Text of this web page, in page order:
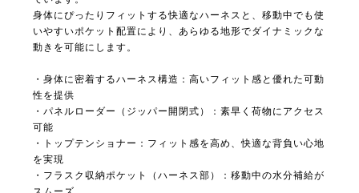
身体にぴったりフィットする快適なハーネスと、移動中でも使
いやすいポケット配置により、あらゆる地形でダイナミックな
動きを可能にします。
・身体に密着するハーネス構造：高いフィット感と優れた可動
性を提供
・パネルローダー（ジッパー開閉式）：素早く荷物にアクセス
可能
・トップテンショナー：フィット感を高め、快適な背負い心地
を実現
・フラスク収納ポケット（ハーネス部）：移動中の水分補給が